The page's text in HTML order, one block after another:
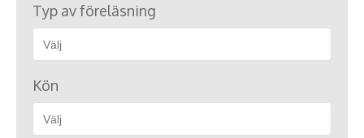
Typ av föreläsning
Kön